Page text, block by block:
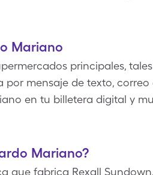
Mariano
principales,
por mensaje de texto,
en tu billetera digital y
Mariano?
que fabrica Rexall